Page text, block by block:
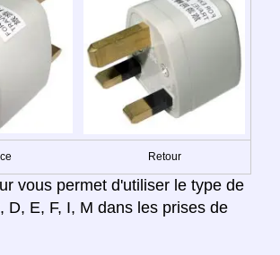
Retour
vous permet d'utiliser le type de
D, E, F, I, M dans les prises de